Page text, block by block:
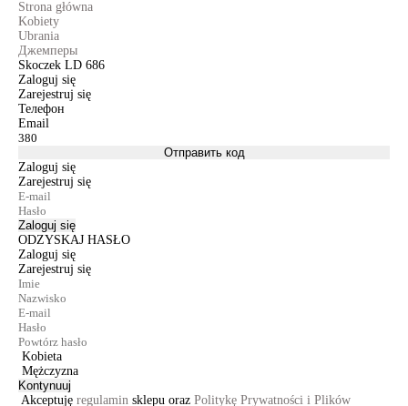
Strona główna
Kobiety
Ubrania
Джемперы
Skoczek LD 686
Zaloguj się
Zarejestruj się
Телефон
Email
Отправить код
Zaloguj się
Zarejestruj się
Zaloguj się
ODZYSKAJ HASŁO
Zaloguj się
Zarejestruj się
Kobieta
Mężczyzna
Kontynuuj
Akceptuję regulamin sklepu oraz Politykę Prywatności i Plików